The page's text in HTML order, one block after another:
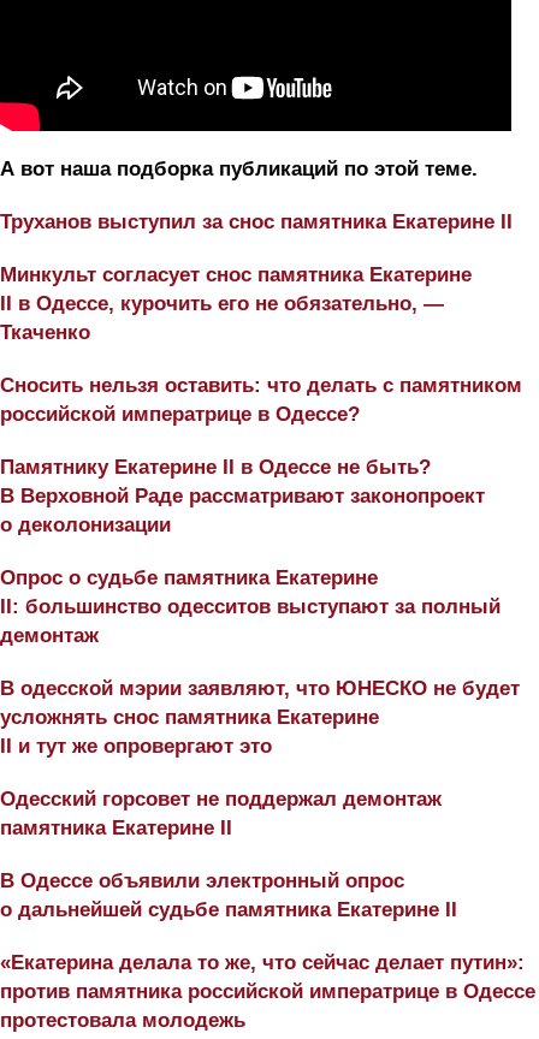
А вот наша подборка публикаций по этой теме.
Труханов выступил за снос памятника Екатерине II
Минкульт согласует снос памятника Екатерине
II в Одессе, курочить его не обязательно, —
Ткаченко
Сносить нельзя оставить: что делать с памятником
российской императрице в Одессе?
Памятнику Екатерине II в Одессе не быть?
В Верховной Раде рассматривают законопроект
о деколонизации
Опрос о судьбе памятника Екатерине
II: большинство одесситов выступают за полный
демонтаж
В одесской мэрии заявляют, что ЮНЕСКО не будет
усложнять снос памятника Екатерине
II и тут же опровергают это
Одесский горсовет не поддержал демонтаж
памятника Екатерине II
В Одессе объявили электронный опрос
о дальнейшей судьбе памятника Екатерине II
«Екатерина делала то же, что сейчас делает путин»:
против памятника российской императрице в Одессе
протестовала молодежь